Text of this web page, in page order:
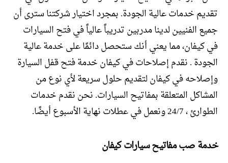
تقديم خدمات عالية الجودة. بمجرد اختيار شركتنا سترى أن
جميع الفنيين لدينا مدربين تدريباً عالياً في فتح السيارات
في كيفان، مما يعني أنك ستحصل دائمًا على خدمة عالية
الجودة . نقدم إصلاحات في كيفان خدمة فتح قفل السيارة
وإصلاحه في كيفان لتقديم حلول سريعة لأي نوع من
المشاكل المتعلقة بمفاتيح السيارات. نحن نقدم خدمات
الطوارئ ، 24/7 ونعمل في عطلات نهاية الأسبوع أيضًا.
خدمة صب مفاتيح سيارات كيفان